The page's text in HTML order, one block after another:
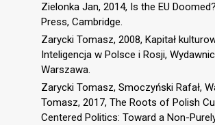
Zielonka Jan, 2014, Is the EU
Press, Cambridge.
Zarycki Tomasz, 2008, Kapitał
Inteligencja w Polsce i Rosji,
Warszawa.
Zarycki Tomasz, Smoczyński Rafał,
Tomasz, 2017, The Roots of Polish
Centered Politics: Toward a Non-